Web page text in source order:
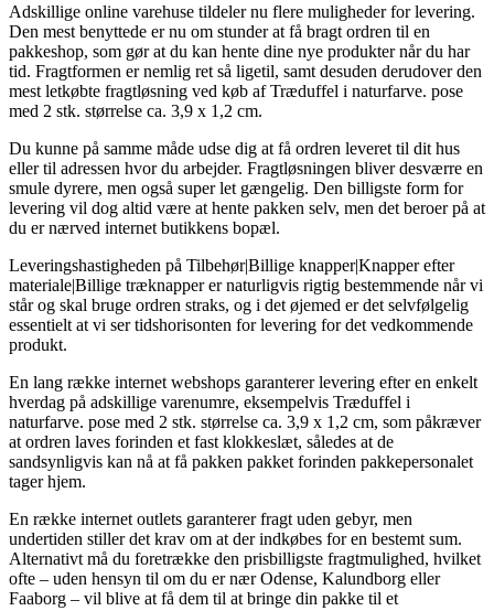
Adskillige online varehuse tildeler nu flere muligheder for levering.
Den mest benyttede er nu om stunder at få bragt ordren til en
pakkeshop, som gør at du kan hente dine nye produkter når du har
tid. Fragtformen er nemlig ret så ligetil, samt desuden derudover den
mest letkøbte fragtløsning ved køb af Træduffel i naturfarve. pose
med 2 stk. størrelse ca. 3,9 x 1,2 cm.
Du kunne på samme måde udse dig at få ordren leveret til dit hus
eller til adressen hvor du arbejder. Fragtløsningen bliver desværre en
smule dyrere, men også super let gængelig. Den billigste form for
levering vil dog altid være at hente pakken selv, men det beroer på at
du er nærved internet butikkens bopæl.
Leveringshastigheden på Tilbehør|Billige knapper|Knapper efter
materiale|Billige træknapper er naturligvis rigtig bestemmende når vi
står og skal bruge ordren straks, og i det øjemed er det selvfølgelig
essentielt at vi ser tidshorisonten for levering for det vedkommende
produkt.
En lang række internet webshops garanterer levering efter en enkelt
hverdag på adskillige varenumre, eksempelvis Træduffel i
naturfarve. pose med 2 stk. størrelse ca. 3,9 x 1,2 cm, som påkræver
at ordren laves forinden et fast klokkeslæt, således at de
sandsynligvis kan nå at få pakken pakket forinden pakkepersonalet
tager hjem.
En række internet outlets garanterer fragt uden gebyr, men
undertiden stiller det krav om at der indkøbes for en bestemt sum.
Alternativt må du foretrække den prisbilligste fragtmulighed, hvilket
ofte – uden hensyn til om du er nær Odense, Kalundborg eller
Faaborg – vil blive at få dem til at bringe din pakke til et